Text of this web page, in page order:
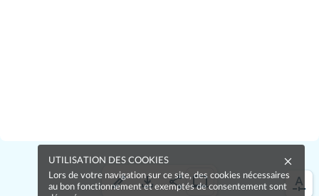
UTILISATION DES COOKIES
Lors de votre navigation sur ce site, des cookies nécessaires
au bon fonctionnement et exemptés de consentement sont